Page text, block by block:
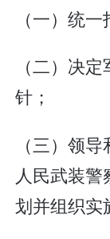
（一）统
（二）决
针；
（三）领
人民武装
划并组织实